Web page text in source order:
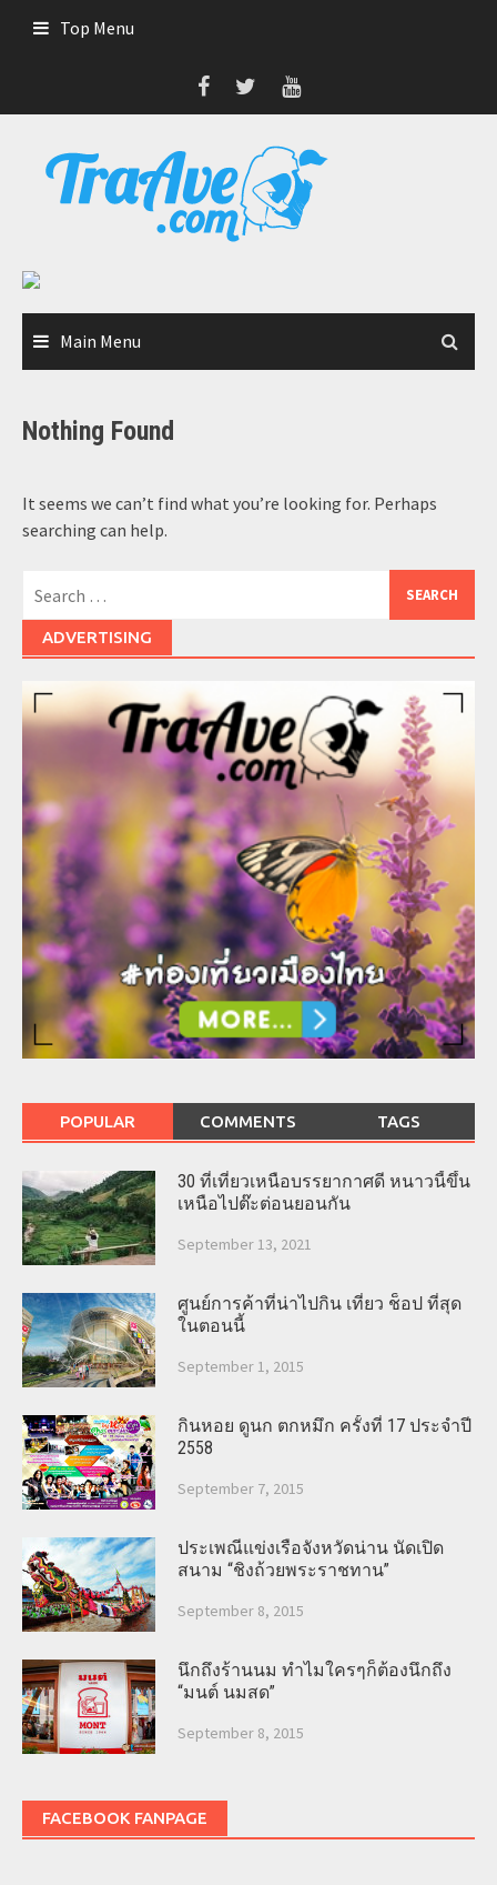
Top Menu
Main Menu
Nothing Found
It seems we can’t find what you’re looking for. Perhaps
searching can help.
ADVERTISING
POPULAR COMMENTS TAGS
30 ที่เที่ยวเหนือบรรยากาศดี หนาวนี้ขึ้น
เหนือไปต๊ะต่อนยอนกัน
September 13, 2021
ศูนย์การค้าที่น่าไปกิน เที่ยว ช็อป ที่สุด
ในตอนนี้
September 1, 2015
กินหอย ดูนก ตกหมึก ครั้งที่ 17 ประจำปี
2558
September 7, 2015
ประเพณีแข่งเรือจังหวัดน่าน นัดเปิด
สนาม “ชิงถ้วยพระราชทาน”
September 8, 2015
นึกถึงร้านนม ทำไมใครๆก็ต้องนึกถึง
“มนต์ นมสด”
September 8, 2015
FACEBOOK FANPAGE